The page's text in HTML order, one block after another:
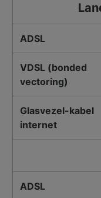
ADSL
VDSL (bonded
vectoring)
Glasvezel-kabel
internet
ADSL